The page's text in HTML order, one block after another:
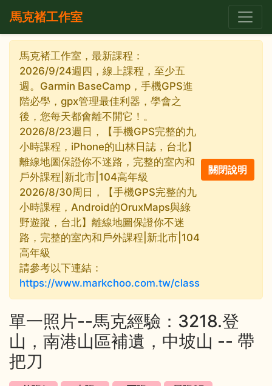
馬克褚工作室
馬克褚工作室，最新課程：
2026/9/24週四，線上課程，至少五
週。Garmin BaseCamp，手機GPS進
階必學，gpx管理最佳利器，學會之
後，您每天都會離不開它！。
2026/8/23週日，【手機GPS完整的九
小時課程，iPhone的山林日誌，台北】
離線地圖保證你不迷路，完整的室內和
戶外課程|新北市|104高年級
2026/8/30周日，【手機GPS完整的九
小時課程，Android的OruxMaps與綠
野遊蹤，台北】離線地圖保證你不迷
路，完整的室內和戶外課程|新北市|104
高年級
請參考以下連結：
https://www.markchoo.com.tw/class
單一照片--馬克經驗：3218.登
山，南港山區補遺，中坡山 -- 帶
把刀